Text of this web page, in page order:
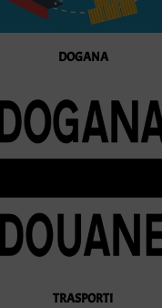
DOGANA
TRASPORTI